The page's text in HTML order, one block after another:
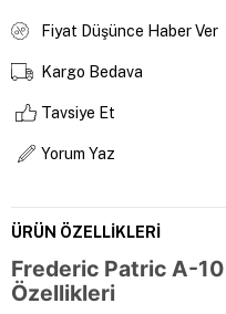
Fiyat Düşünce Haber Ver
Kargo Bedava
Tavsiye Et
Yorum Yaz
ÜRÜN ÖZELLIKLERI
Frederic Patric A-
Özellikleri